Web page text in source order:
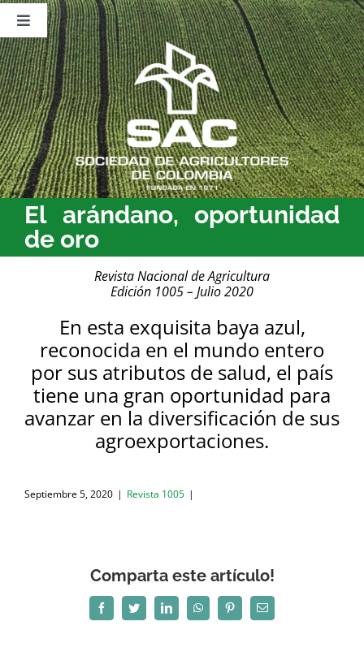
Saltar
contenido
Toggle
Navigation
Nosotros
Publicaciones
Sala de Prensa
Eventos
El arándano, oportunidad
de oro
Revista Nacional de Agricultura
Edición 1005 – Julio 2020
En esta exquisita baya azul,
reconocida en el mundo entero
por sus atributos de salud, el país
tiene una gran oportunidad para
avanzar en la diversificación de sus
agroexportaciones.
Septiembre 5, 2020 | Revista 1005 |
Comparta este artículo!
FacebookTwitterLinkedInWhatsAppPinterestCorreo
electrónico